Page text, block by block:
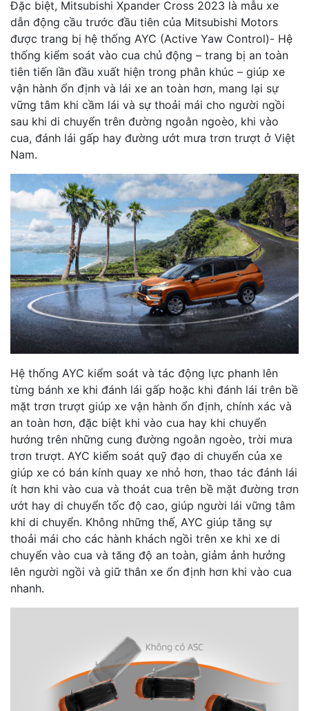
Đặc biệt, Mitsubishi Xpander Cross 2023 là mẫu xe
dẫn động cầu trước đầu tiên của Mitsubishi Motors
được trang bị hệ thống AYC (Active Yaw Control)- Hệ
thống kiểm soát vào cua chủ động – trang bị an toàn
tiên tiến lần đầu xuất hiện trong phân khúc – giúp xe
vận hành ổn định và lái xe an toàn hơn, mang lại sự
vững tâm khi cầm lái và sự thoải mái cho người ngồi
sau khi di chuyển trên đường ngoằn ngoèo, khi vào
cua, đánh lái gấp hay đường ướt mưa trơn trượt ở Việt
Nam.
Hệ thống AYC kiểm soát và tác động lực phanh lên
từng bánh xe khi đánh lái gấp hoặc khi đánh lái trên bề
mặt trơn trượt giúp xe vận hành ổn định, chính xác và
an toàn hơn, đặc biệt khi vào cua hay khi chuyển
hướng trên những cung đường ngoằn ngoèo, trời mưa
trơn trượt. AYC kiểm soát quỹ đạo di chuyển của xe
giúp xe có bán kính quay xe nhỏ hơn, thao tác đánh lái
ít hơn khi vào cua và thoát cua trên bề mặt đường trơn
ướt hay di chuyển tốc độ cao, giúp người lái vững tâm
khi di chuyển. Không những thế, AYC giúp tăng sự
thoải mái cho các hành khách ngồi trên xe khi xe di
chuyển vào cua và tăng độ an toàn, giảm ảnh hưởng
lên người ngồi và giữ thân xe ổn định hơn khi vào cua
nhanh.